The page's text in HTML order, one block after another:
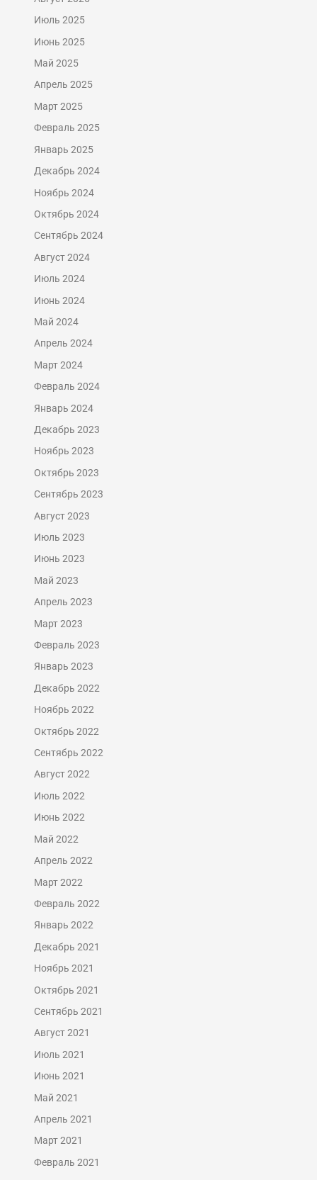
Июль 2025
Июнь 2025
Май 2025
Апрель 2025
Март 2025
Февраль 2025
Январь 2025
Декабрь 2024
Ноябрь 2024
Октябрь 2024
Сентябрь 2024
Август 2024
Июль 2024
Июнь 2024
Май 2024
Апрель 2024
Март 2024
Февраль 2024
Январь 2024
Декабрь 2023
Ноябрь 2023
Октябрь 2023
Сентябрь 2023
Август 2023
Июль 2023
Июнь 2023
Май 2023
Апрель 2023
Март 2023
Февраль 2023
Январь 2023
Декабрь 2022
Ноябрь 2022
Октябрь 2022
Сентябрь 2022
Август 2022
Июль 2022
Июнь 2022
Май 2022
Апрель 2022
Март 2022
Февраль 2022
Январь 2022
Декабрь 2021
Ноябрь 2021
Октябрь 2021
Сентябрь 2021
Август 2021
Июль 2021
Июнь 2021
Май 2021
Апрель 2021
Март 2021
Февраль 2021